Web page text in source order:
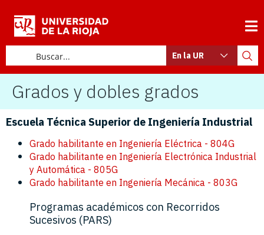
En la UR
Grados y dobles grados
Escuela Técnica Superior de Ingeniería Industrial
Grado habilitante en Ingeniería Eléctrica - 804G
Grado habilitante en Ingeniería Electrónica Industrial
y Automática - 805G
Grado habilitante en Ingeniería Mecánica - 803G
Programas académicos con Recorridos
Sucesivos (PARS)